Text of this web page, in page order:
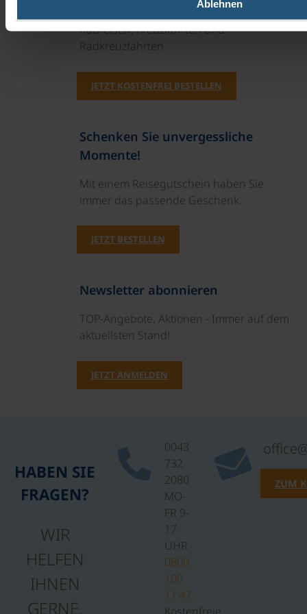
Ablehnen
Radreisen, Kreuzfahrten und
Radkreuzfahrten
JETZT KOSTENFREI BESTELLEN
Schenken Sie unvergessliche
Momente!
Mit einem Reisegutschein haben Sie
immer das passende Geschenk.
JETZT BESTELLEN
Newsletter abonnieren
TOP-Angebote, Aktionen - Immer auf dem
aktuellsten Stand!
JETZT ANMELDEN
HABEN SIE
FRAGEN?
WIR
HELFEN
IHNEN
GERNE.
0043
732
2080
MO-
FR 9-
17
UHR
0800
100
11 47
ZUM